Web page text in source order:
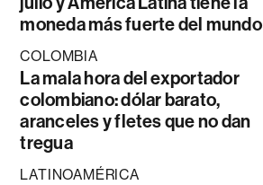
moneda más fuerte del mundo
COLOMBIA
La mala hora del exportador
colombiano: dólar barato,
aranceles y fletes que no dan
tregua
LATINOAMÉRICA